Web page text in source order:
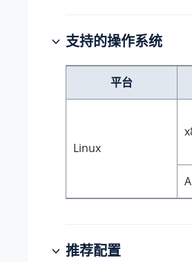
支持的操作系统
平台
Linux
推荐配置